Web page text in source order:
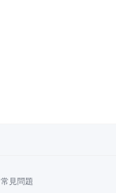
常見問題